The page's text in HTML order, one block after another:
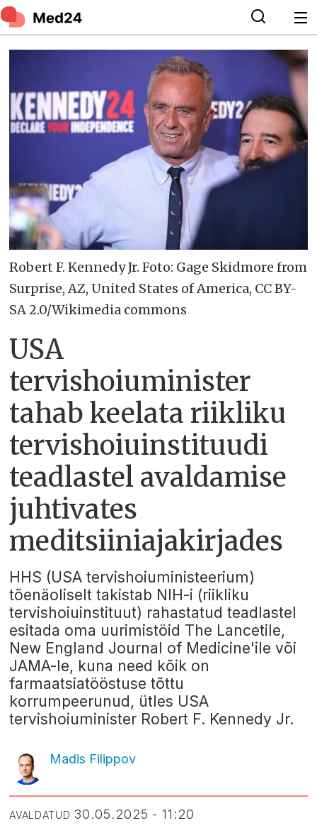
Robert F. Kennedy Jr. Foto: Gage Skidmore from
Surprise, AZ, United States of America, CC BY-
SA 2.0/Wikimedia commons
USA
tervishoiuminister
tahab keelata riikliku
tervishoiuinstituudi
teadlastel avaldamise
juhtivates
meditsiiniajakirjades
HHS (USA tervishoiuministeerium)
tõenäoliselt takistab NIH-i (riikliku
tervishoiuinstituut) rahastatud teadlastel
esitada oma uurimistöid The Lancetile,
New England Journal of Medicine'ile või
JAMA-le, kuna need kõik on
farmaatsiatööstuse tõttu
korrumpeerunud, ütles USA
tervishoiuminister Robert F. Kennedy Jr.
Madis Filippov
AVALDATUD 30.05.2025 - 11:20